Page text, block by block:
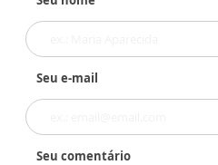
Seu e-mail
Seu comentário